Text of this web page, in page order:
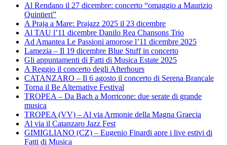
Al Rendano il 27 dicembre: concerto “omaggio a Maurizio
Quintieri”
A Praja a Mare: Prajazz 2025 il 23 dicembre
Al TAU l’11 dicembre Danilo Rea Chansons Trio
Ad Amantea Le Passioni amorose l’11 dicembre 2025
Lamezia – Il 19 dicembre Blue Stuff in concerto
Gli appuntamenti di Fatti di Musica Estate 2025
A Reggio il concerto degli Afterhours
CATANZARO – Il 6 agosto il concerto di Serena Brancale
Torna il Be Alternative Festival
TROPEA – Da Bach a Morricone: due serate di grande
musica
TROPEA (VV) – Al via Armonie della Magna Graecia
Al via il Catanzaro Jazz Fest
GIMIGLIANO (CZ) – Eugenio Finardi apre i live estivi di
Fatti di Musica